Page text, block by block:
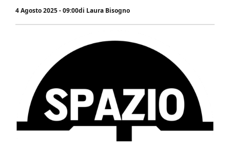
4 Agosto 2025 - 09:00di Laura Bisogno